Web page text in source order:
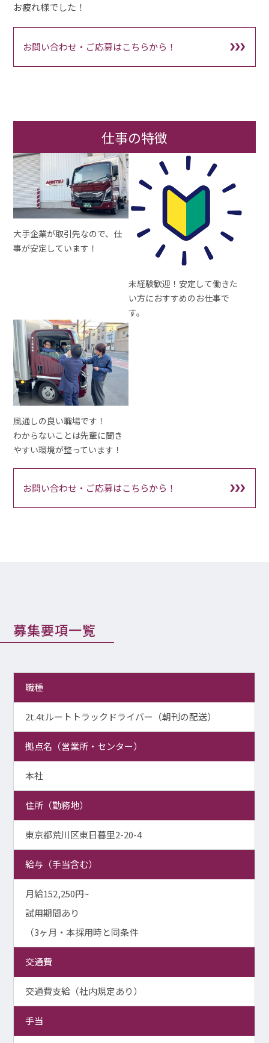
お疲れ様でした！
お問い合わせ・ご応募はこちらから！
仕事の特徴
大手企業が取引先なので、仕
事が安定しています！
未経験歓迎！安定して働きた
い方におすすめのお仕事で
す。
風通しの良い職場です！
わからないことは先輩に聞き
やすい環境が整っています！
お問い合わせ・ご応募はこちらから！
募集要項一覧
職種
2t.4tルートトラックドライバー（朝刊の配送）
拠点名（営業所・センター）
本社
住所（勤務地）
東京都荒川区東日暮里2-20-4
給与（手当含む）
月給152,250円~
試用期間あり
（3ヶ月・本採用時と同条件
交通費
交通費支給（社内規定あり）
手当